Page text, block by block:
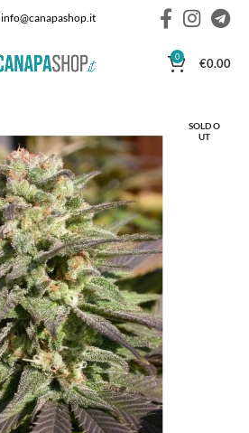
info@canapashop.it
0 €0.00
SOLD O
UT